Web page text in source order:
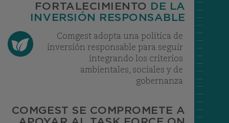
FORTALECIMIENTO DE LA
INVERSIÓN RESPONSABLE
Comgest adopta una política de
inversión responsable para seguir
integrando los criterios
ambientales, sociales y de
gobernanza
COMGEST SE COMPROMETE A